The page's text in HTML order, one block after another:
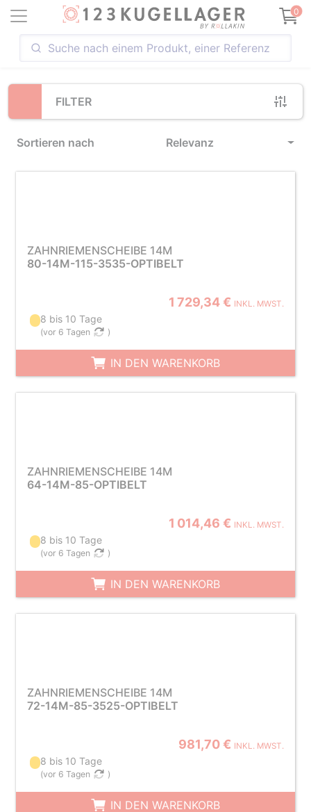
0
FILTER
Sortieren nach Relevanz
Loading...
ZAHNRIEMENSCHEIBE 14M
80-14M-115-3535-OPTIBELT
1 729,34 € INKL. MWST.
8 bis 10 Tage
(vor 6 Tagen )
IN DEN WARENKORB
ZAHNRIEMENSCHEIBE 14M
64-14M-85-OPTIBELT
1 014,46 € INKL. MWST.
8 bis 10 Tage
(vor 6 Tagen )
IN DEN WARENKORB
ZAHNRIEMENSCHEIBE 14M
72-14M-85-3525-OPTIBELT
981,70 € INKL. MWST.
8 bis 10 Tage
(vor 6 Tagen )
IN DEN WARENKORB